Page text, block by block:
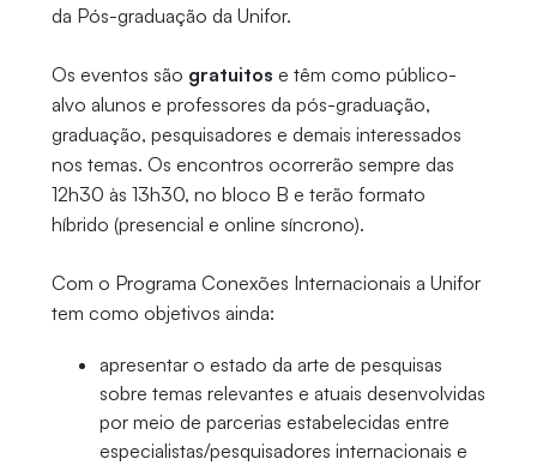
da Pós-graduação da Unifor.
Os eventos são gratuitos e têm como público-
alvo alunos e professores da pós-graduação,
graduação, pesquisadores e demais interessados
nos temas. Os encontros ocorrerão sempre das
12h30 às 13h30, no bloco B e terão formato
híbrido (presencial e online síncrono).
Com o Programa Conexões Internacionais a Unifor
tem como objetivos ainda:
apresentar o estado da arte de pesquisas
sobre temas relevantes e atuais desenvolvidas
por meio de parcerias estabelecidas entre
especialistas/pesquisadores internacionais e